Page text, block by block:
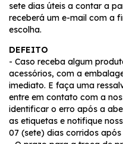
sete dias úteis a contar a
receberá um e-mail com a
escolha.
DEFEITO
- Caso receba algum
acessórios, com a
imediato. E faça uma
entre em contato com a
identificar o erro após a
as etiquetas e notifique
07 (sete) dias corridos após